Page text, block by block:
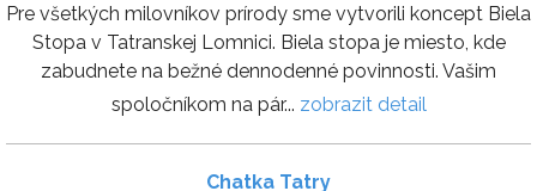
Pre všetkých milovníkov prírody sme vytvorili koncept Biela
Stopa v Tatranskej Lomnici. Biela stopa je miesto, kde
zabudnete na bežné dennodenné povinnosti. Vašim
spoločníkom na pár... zobrazit detail
Chatka Tatry